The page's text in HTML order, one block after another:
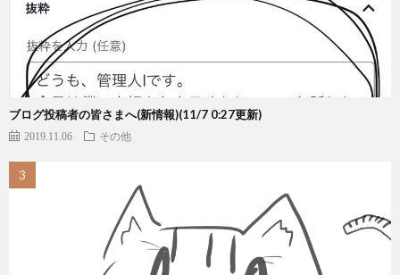
ブログ投稿者の皆さまへ(新情報)(11/7 0:27更新)
2019.11.06 その他